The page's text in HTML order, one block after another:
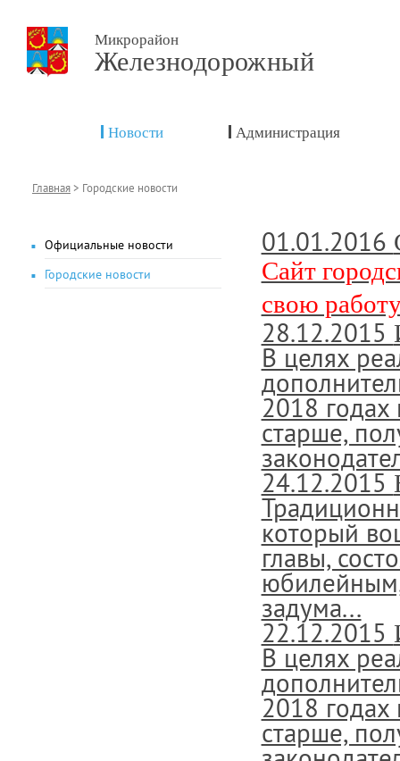
Микрорайон
Железнодорожный
Новости Администрация
Главная> Городские новости
Официальные новости
Городские новости
01.01.2016
Сайт
свою
28.12.2015
В целях
2018 годах
старше,
24.12.2015
который
главы,
задума...
22.12.2015
В целях
2018 годах
старше,